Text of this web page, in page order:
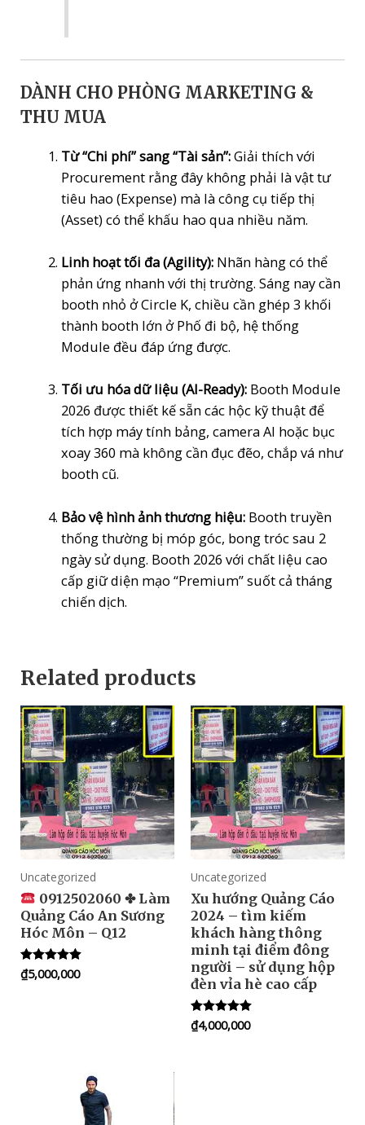
DÀNH CHO PHÒNG MARKETING &
THU MUA
Từ “Chi phí” sang “Tài sản”:Giải thích với
Procurement rằng đây không phải là vật tư
tiêu hao (Expense) mà là công cụ tiếp thị
(Asset) có thể khấu hao qua nhiều năm.
Linh hoạt tối đa (Agility):Nhãn hàng có thể
phản ứng nhanh với thị trường. Sáng nay cần
booth nhỏ ở Circle K, chiều cần ghép 3 khối
thành booth lớn ở Phố đi bộ, hệ thống
Module đều đáp ứng được.
Tối ưu hóa dữ liệu (AI-Ready):Booth Module
2026 được thiết kế sẵn các hộc kỹ thuật để
tích hợp máy tính bảng, camera AI hoặc bục
xoay 360 mà không cần đục đẽo, chắp vá như
booth cũ.
Bảo vệ hình ảnh thương hiệu:Booth truyền
thống thường bị móp góc, bong tróc sau 2
ngày sử dụng. Booth 2026 với chất liệu cao
cấp giữ diện mạo “Premium” suốt cả tháng
chiến dịch.
Related products
Uncategorized
0912502060 ✤ Làm
Quảng Cáo An Sương
Hóc Môn – Q12
Rated
5.00
₫5,000,000
Uncategorized
Xu hướng Quảng Cáo
2024 – tìm kiếm
khách hàng thông
minh tại điểm đông
người – sử dụng hộp
đèn vỉa hè cao cấp
Rated
5.00
₫4,000,000